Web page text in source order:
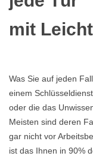
mit
Was Sie auf jeden
einem
oder die das
Meisten sind deren
gar nicht vor
ist das Ihnen in 90%